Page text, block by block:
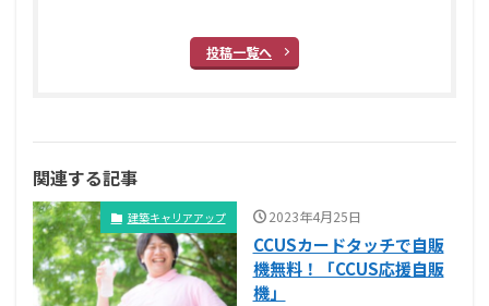
投稿一覧へ
関連する記事
建築キャリアアップ 2023年4月25日
CCUSカードタッチで自販
機無料！「CCUS応援自販
機」